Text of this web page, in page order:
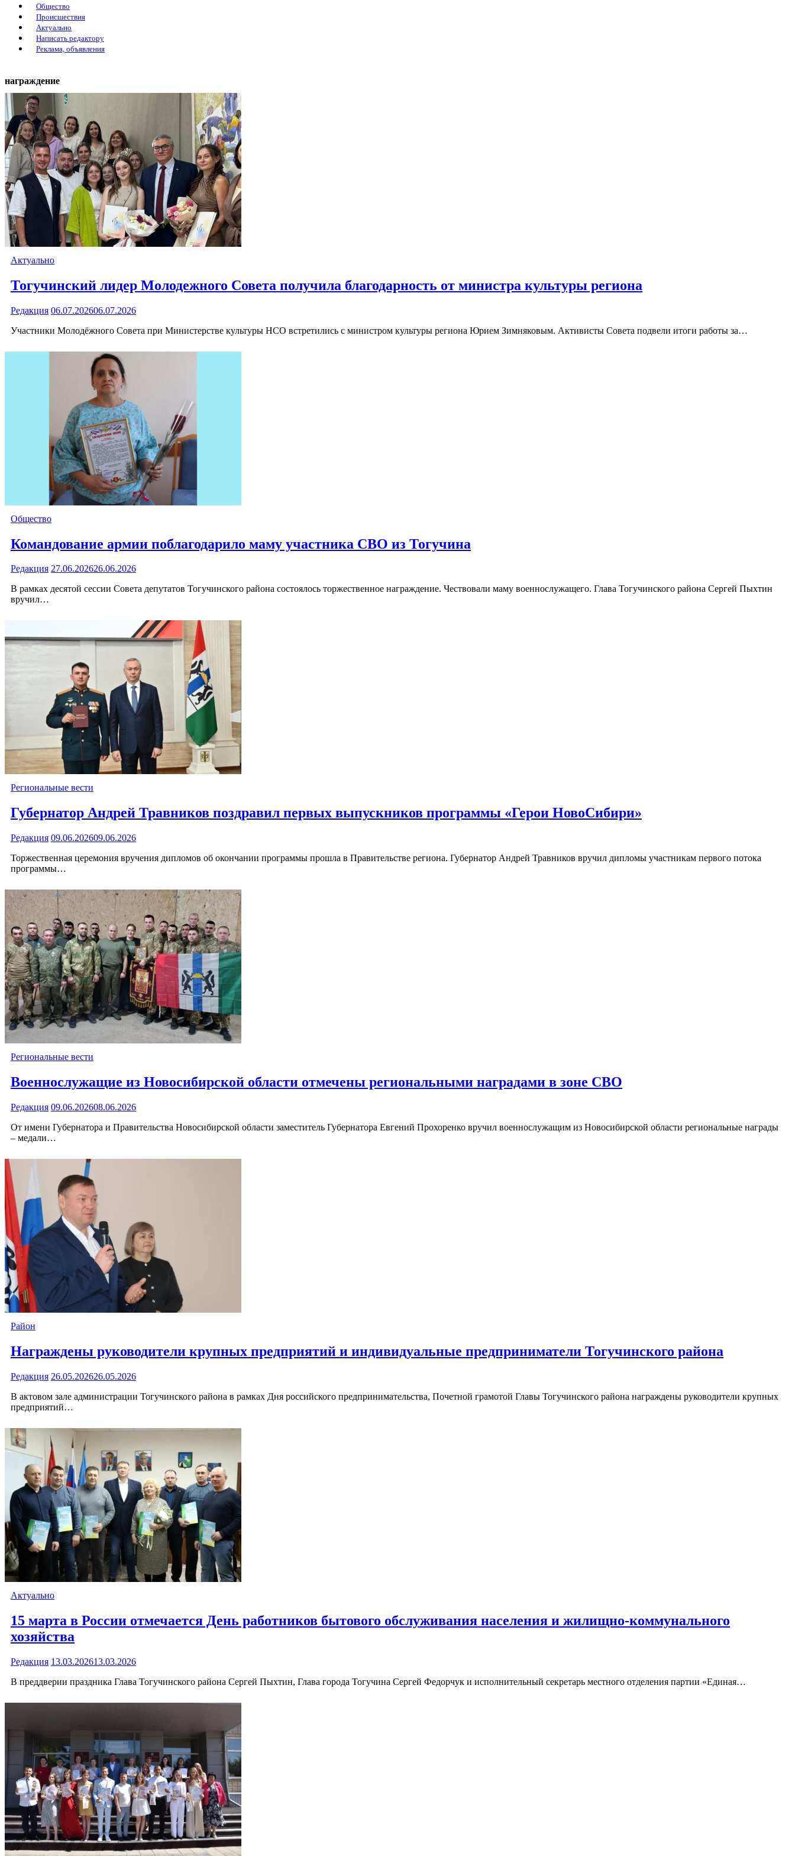
Общество
Происшествия
Актуально
Написать редактору
Реклама, объявления
награждение
Актуально
Тогучинский лидер Молодежного Совета получила благодарность от министра культуры региона
Редакция 06.07.202606.07.2026
Участники Молодёжного Совета при Министерстве культуры НСО встретились с министром культуры региона Юрием Зимняковым. Активисты Совета подвели итоги работы за…
Общество
Командование армии поблагодарило маму участника СВО из Тогучина
Редакция 27.06.202626.06.2026
В рамках десятой сессии Совета депутатов Тогучинского района состоялось торжественное награждение. Чествовали маму военнослужащего. Глава Тогучинского района Сергей Пыхтин
вручил…
Региональные вести
Губернатор Андрей Травников поздравил первых выпускников программы «Герои НовоСибири»
Редакция 09.06.202609.06.2026
Торжественная церемония вручения дипломов об окончании программы прошла в Правительстве региона. Губернатор Андрей Травников вручил дипломы участникам первого потока
программы…
Региональные вести
Военнослужащие из Новосибирской области отмечены региональными наградами в зоне СВО
Редакция 09.06.202608.06.2026
От имени Губернатора и Правительства Новосибирской области заместитель Губернатора Евгений Прохоренко вручил военнослужащим из Новосибирской области региональные награды
– медали…
Район
Награждены руководители крупных предприятий и индивидуальные предприниматели Тогучинского района
Редакция 26.05.202626.05.2026
В актовом зале администрации Тогучинского района в рамках Дня российского предпринимательства, Почетной грамотой Главы Тогучинского района награждены руководители крупных
предприятий…
Актуально
15 марта в России отмечается День работников бытового обслуживания населения и жилищно-коммунального
хозяйства
Редакция 13.03.202613.03.2026
В преддверии праздника Глава Тогучинского района Сергей Пыхтин, Глава города Тогучина Сергей Федорчук и исполнительный секретарь местного отделения партии «Единая…